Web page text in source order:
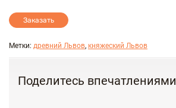
Заказать
Метки: древний Львов, княжеский Львов
Поделитесь впечатлениями